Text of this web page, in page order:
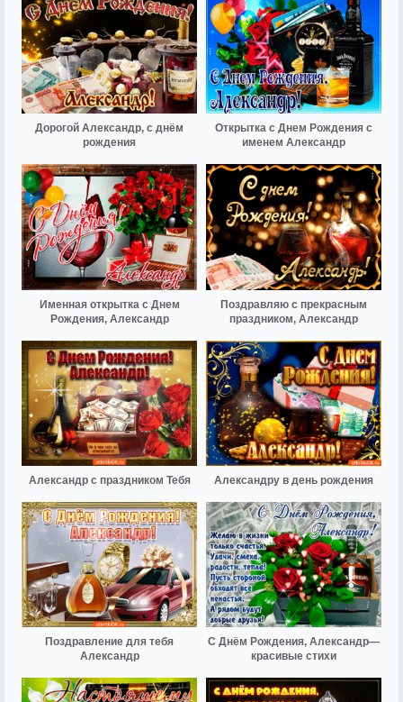
Дорогой Александр, с днём
рождения
Открытка с Днем Рождения с
именем Александр
Именная открытка с Днем
Рождения, Александр
Поздравляю с прекрасным
праздником, Александр
Александр с праздником Тебя Александру в день рождения
Поздравление для тебя
Александр
С Днём Рождения, Александр—
красивые стихи